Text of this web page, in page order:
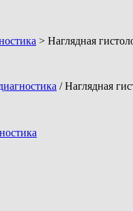
> Наглядная
/ Наглядная